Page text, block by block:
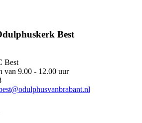
Best
Best
van 9.00 - 12.00 uur